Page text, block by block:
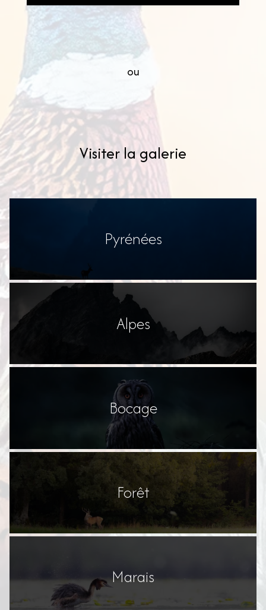
ou
Visiter la galerie
Pyrénées
Alpes
Bocage
Forêt
Marais